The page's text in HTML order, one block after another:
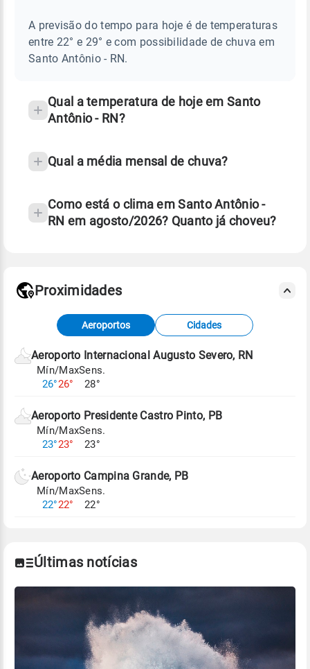
ANTÔNIO
sobre
chuva
A previsão do tempo para hoje é de temperaturas
entre 22° e 29° e com possibilidade de chuva em
Santo Antônio - RN.
Qual a temperatura de hoje em Santo
Antônio - RN?
Qual a média mensal de chuva?
Como está o clima em Santo Antônio -
RN em agosto/2026? Quanto já choveu?
Fonte: dados combinados de estações
meteorológicas e satélite do Centro de Previsão
de Tempo e Estudos Climáticos (CPTEC).
Para obter mais informações sobre os dados
Proximidades
Aeroportos Cidades
Aeroporto Internacional Augusto Severo, RN
Mín/Max
26°26°
Sens.
28°
Aeroporto Presidente Castro Pinto, PB
Mín/Max
23°23°
Sens.
23°
Aeroporto Campina Grande, PB
Mín/Max
22°22°
Sens.
22°
Últimas notícias